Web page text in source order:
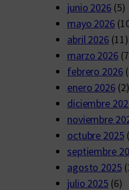
junio 2026(5)
mayo 2026
abril 2026(11)
marzo 2026
febrero 2026
enero 2026(2)
diciembre
noviembre
octubre 2025
septiembre
agosto 2025
julio 2025(6)